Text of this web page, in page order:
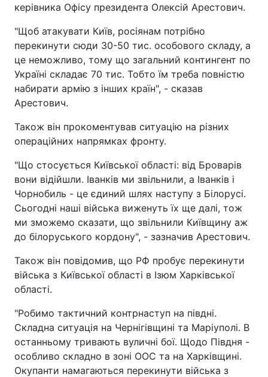
керівника Офісу президента Олексій Арестович.
"Щоб атакувати Київ, росіянам потрібно
перекинути сюди 30-50 тис. особового складу, а
це неможливо, тому що загальний контингент по
Україні складає 70 тис. Тобто їм треба повністю
набирати армію з інших країн", - сказав
Арестович.
Також він прокоментував ситуацію на різних
операційних напрямках фронту.
"Що стосується Київської області: від Броварів
вони відійшли. Іванків ми звільнили, а Іванків і
Чорнобиль - це єдиний шлях наступу з Білорусі.
Сьогодні наші війська виженуть їх ще далі, тож
ми зможемо сказати, що звільнили Київщину аж
до білоруського кордону", - зазначив Арестович.
Також він повідомив, що РФ пробує перекинути
війська з Київської області в Ізюм Харківської
області.
"Робимо тактичний контрнаступ на півдні.
Складна ситуація на Чернігівщині та Маріуполі. В
останньому тривають вуличні бої. Щодо Півдня -
особливо складно в зоні ООС та на Харківщині.
Окупанти намагаються перекинути війська з